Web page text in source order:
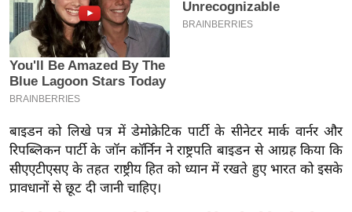
2
0
2
6
क्रा
म
ई
-
बाइडन को लिखे पत्र में डेमोक्रेटिक पार्टी के सीनेटर मार्क वार्नर और
रिपब्लिकन पार्टी के जॉन कॉर्निन ने राष्ट्रपति बाइडन से आग्रह किया कि
सीएएटीएसए के तहत राष्ट्रीय हित को ध्यान में रखते हुए भारत को इसके
प्रावधानों से छूट दी जानी चाहिए।